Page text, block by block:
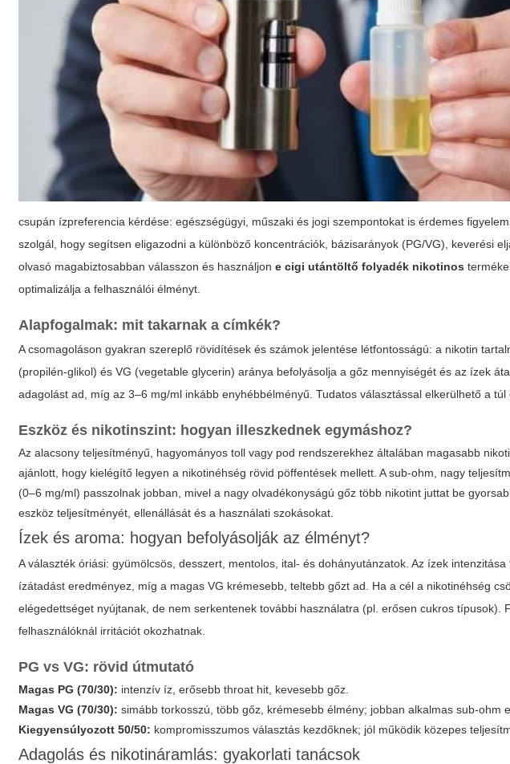
csupán ízpreferencia kérdése: egészségügyi, műszaki és jogi szempontokat is érdemes
szolgál, hogy segítsen eligazodni a különböző koncentrációk, bázisarányok (PG/VG), keverési
olvasó magabiztosabban válasszon és használjone cigi utántöltő folyadék nikotinos
optimalizálja a felhasználói élményt.
Alapfogalmak: mit takarnak a címkék?
A csomagoláson gyakran szereplő rövidítések és számok jelentése létfontosságú: a nikotin
(propilén-glikol) és VG (vegetable glycerin) aránya befolyásolja a gőz mennyiségét és az ízek
adagolást ad, míg az3–6 mg/ml inkább enyhébbélményű. Tudatos választással elkerülhető a
Eszköz és nikotinszint: hogyan illeszkednek egymáshoz?
Az alacsony teljesítményű, hagyományos toll vagy pod rendszerekhez általában magasabb
ajánlott, hogy kielégítő legyen a nikotinéhség rövid pöffentések mellett. A sub-ohm, nagy
(0–6 mg/ml) passzolnak jobban, mivel a nagy olvadékonyságú gőz több nikotint juttat be
eszköz teljesítményét, ellenállását és a használati szokásokat.
Ízek és aroma: hogyan befolyásolják az élményt?
A választék óriási: gyümölcsös, desszert, mentolos, ital- és dohányutánzatok. Az ízek
ízátadást eredményez, míg a magas VG krémesebb, teltebb gőzt ad. Ha a cél a nikotinéhség
elégedettséget nyújtanak, de nem serkentenek további használatra (pl. erősen cukros típusok).
felhasználóknál irritációt okozhatnak.
PG vs VG: rövid útmutató
Magas PG (70/30): intenzív íz, erősebb throat hit, kevesebb gőz.
Magas VG (70/30): simább torkosszú, több gőz, krémesebb élmény; jobban alkalmas sub-ohm
Kiegyensúlyozott 50/50: kompromisszumos választás kezdőknek; jól működik közepes
Adagolás és nikotináramlás: gyakorlati tanácsok